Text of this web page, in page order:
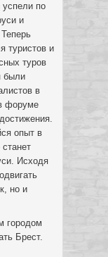
успели по
и
туристов и
туров
были
в
форуме
опыт в
Исходя
но и
городом
Брест.